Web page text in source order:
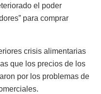
el poder
para comprar
crisis alimentarias
que los precios de los
por los problemas de